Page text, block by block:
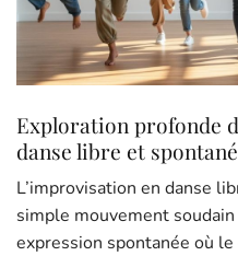
Exploration profonde
danse libre et
L’improvisation en danse
simple mouvement soudain
expression spontanée où